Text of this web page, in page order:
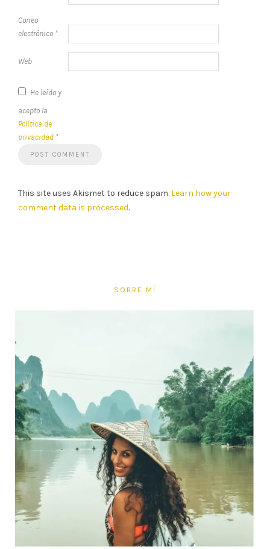
Correo
electrónico *
Web
He leído y
acepto la
Política de
privacidad *
This site uses Akismet to reduce spam. Learn how your
comment data is processed.
SOBRE MÍ